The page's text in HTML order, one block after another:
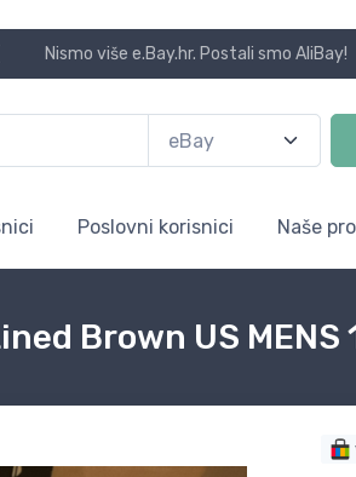
Nismo više e.Bay.hr. Postali smo AliBay!
Poslovni korisnici Naše
Brown US